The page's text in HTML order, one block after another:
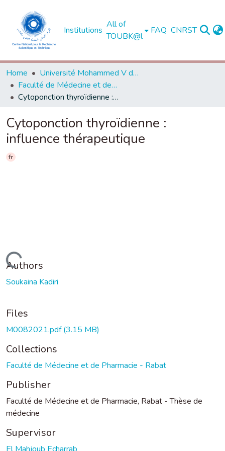
Institutions
All of
TOUBK@l
FAQ CNRST
Home
Université Mohammed V de Rabat
Faculté de Médecine et de Pharmacie - Rabat
Cytoponction thyroïdienne : influence thérapeutique
Cytoponction thyroïdienne :
influence thérapeutique
fr
Loading...
Authors
Soukaina Kadiri
Files
M0082021.pdf(3.15 MB)
Collections
Faculté de Médecine et de Pharmacie - Rabat
Publisher
Faculté de Médecine et de Pharmacie, Rabat - Thèse de
médecine
Supervisor